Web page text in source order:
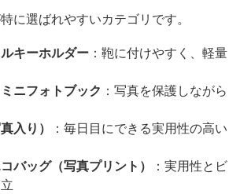
に選ばれやすいカテゴリです。
キーホルダー ：鞄に付けやすく、軽量
ニフォトブック ：写真を保護しながら
入り）
：毎日目にできる実用性の高い
バッグ（写真プリント）
：実用性とビ